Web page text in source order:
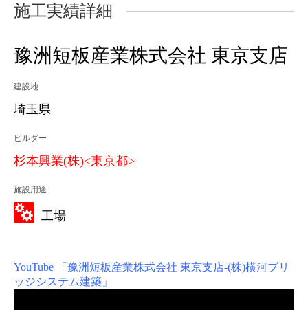
施工実績詳細
豫洲短板産業株式会社 東京支店
建設地
埼玉県
ビルダー
杉本興業(株)<東京都>
施設用途
工場
YouTube 「豫洲短板産業株式会社 東京支店-(株)横河ブリ
ッジシステム建築」